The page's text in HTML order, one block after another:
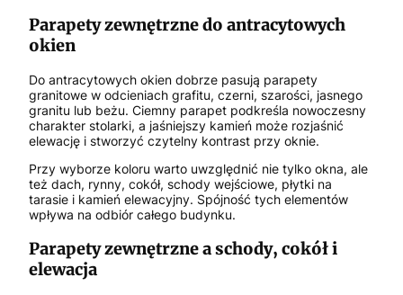
Parapety zewnętrzne do antracytowych
okien
Do antracytowych okien dobrze pasują parapety
granitowe w odcieniach grafitu, czerni, szarości, jasnego
granitu lub beżu. Ciemny parapet podkreśla nowoczesny
charakter stolarki, a jaśniejszy kamień może rozjaśnić
elewację i stworzyć czytelny kontrast przy oknie.
Przy wyborze koloru warto uwzględnić nie tylko okna, ale
też dach, rynny, cokół, schody wejściowe, płytki na
tarasie i kamień elewacyjny. Spójność tych elementów
wpływa na odbiór całego budynku.
Parapety zewnętrzne a schody, cokół i
elewacja